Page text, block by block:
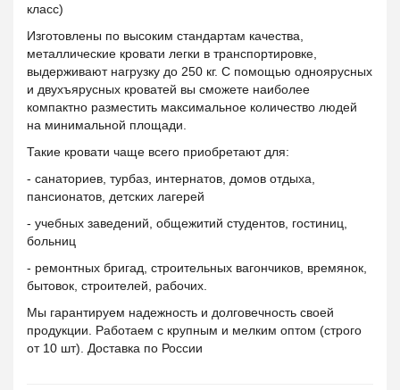
класс)
Изготовлены по высоким стандартам качества,
металлические кровати легки в транспортировке,
выдерживают нагрузку до 250 кг. С помощью одноярусных
и двухъярусных кроватей вы сможете наиболее
компактно разместить максимальное количество людей
на минимальной площади.
Такие кровати чаще всего приобретают для:
- санаториев, турбаз, интернатов, домов отдыха,
пансионатов, детских лагерей
- учебных заведений, общежитий студентов, гостиниц,
больниц
- ремонтных бригад, строительных вагончиков, времянок,
бытовок, строителей, рабочих.
Мы гарантируем надежность и долговечность своей
продукции. Работаем с крупным и мелким оптом (строго
от 10 шт). Доставка по России